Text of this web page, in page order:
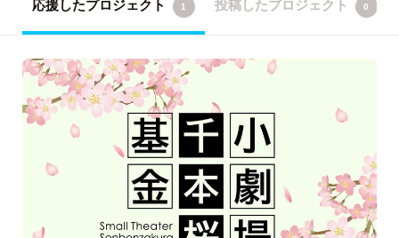
応援したプロジェクト 1 投稿したプロジェクト 0